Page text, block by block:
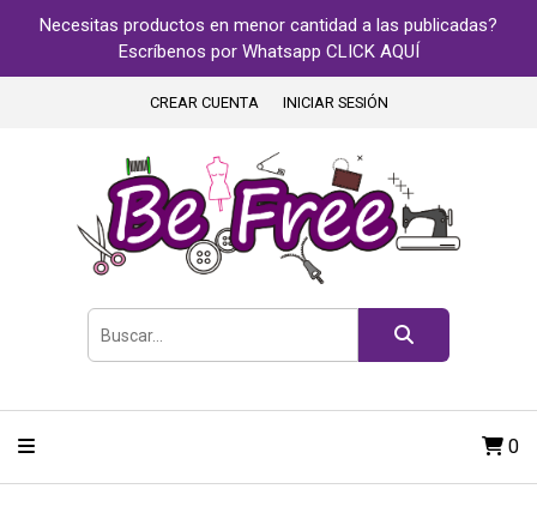
Necesitas productos en menor cantidad a las publicadas?
Escríbenos por Whatsapp CLICK AQUÍ
CREAR CUENTA INICIAR SESIÓN
0